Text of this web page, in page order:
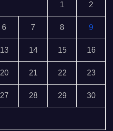
1 2
6 7 8 9
13 14 15 16
20 21 22 23
27 28 29 30